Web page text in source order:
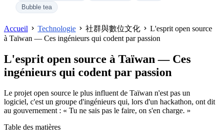
Bubble tea
Accueil Technologie 社群與數位文化
L'esprit open source
à Taïwan — Ces ingénieurs qui codent par passion
L'esprit open source à Taïwan — Ces
ingénieurs qui codent par passion
Le projet open source le plus influent de Taïwan n'est pas un
logiciel, c'est un groupe d'ingénieurs qui, lors d'un hackathon, ont dit
au gouvernement : « Tu ne sais pas le faire, on s'en charge. »
Table des matières